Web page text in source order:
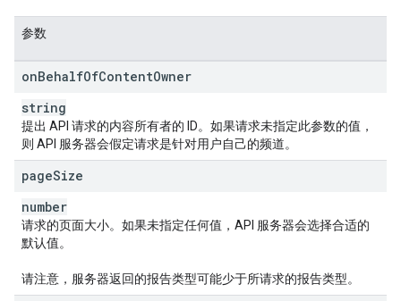
参数
onBehalfOfContentOwner
string
提出 API 请求的内容所有者的 ID。如果请求未指定此参数的值，
则 API 服务器会假定请求是针对用户自己的频道。
pageSize
number
请求的页面大小。如果未指定任何值，API 服务器会选择合适的
默认值。
请注意，服务器返回的报告类型可能少于所请求的报告类型。